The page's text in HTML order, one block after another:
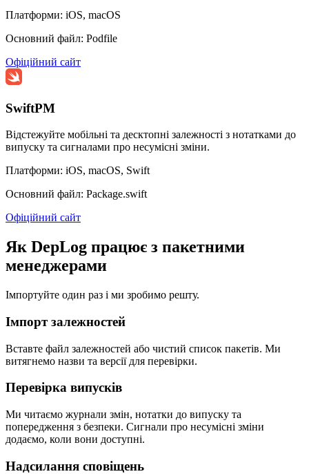
Платформи: iOS, macOS
Основний файл: Podfile
Офіційний сайт
SwiftPM
Відстежуйте мобільні та десктопні залежності з нотатками до
випуску та сигналами про несумісні зміни.
Платформи: iOS, macOS, Swift
Основний файл: Package.swift
Офіційний сайт
Як DepLog працює з пакетними
менеджерами
Імпортуйте один раз і ми зробимо решту.
Імпорт залежностей
Вставте файл залежностей або чистий список пакетів. Ми
витягнемо назви та версії для перевірки.
Перевірка випусків
Ми читаємо журнали змін, нотатки до випуску та
попередження з безпеки. Сигнали про несумісні зміни
додаємо, коли вони доступні.
Надсилання сповіщень